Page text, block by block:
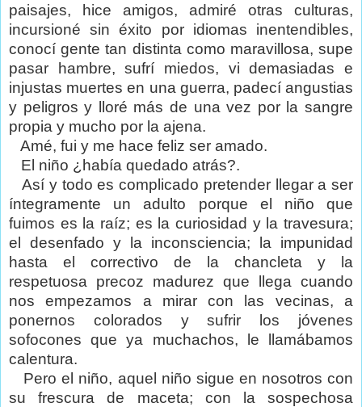
paisajes, hice amigos, admiré otras culturas,
incursioné sin éxito por idiomas inentendibles,
conocí gente tan distinta como maravillosa, supe
pasar hambre, sufrí miedos, vi demasiadas e
injustas muertes en una guerra, padecí angustias
y peligros y lloré más de una vez por la sangre
propia y mucho por la ajena.
Amé, fui y me hace feliz ser amado.
El niño ¿había quedado atrás?.
Así y todo es complicado pretender llegar a ser
íntegramente un adulto porque el niño que
fuimos es la raíz; es la curiosidad y la travesura;
el desenfado y la inconsciencia; la impunidad
hasta el correctivo de la chancleta y la
respetuosa precoz madurez que llega cuando
nos empezamos a mirar con las vecinas, a
ponernos colorados y sufrir los jóvenes
sofocones que ya muchachos, le llamábamos
calentura.
Pero el niño, aquel niño sigue en nosotros con
su frescura de maceta; con la sospechosa